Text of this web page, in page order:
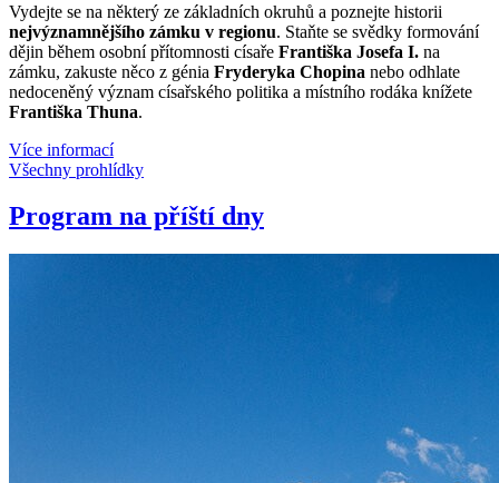
Vydejte se na některý ze základních okruhů a poznejte historii
nejvýznamnějšího zámku v regionu. Staňte se svědky formování
dějin během osobní přítomnosti císaře Františka Josefa I. na
zámku, zakuste něco z génia Fryderyka Chopina nebo odhlate
nedoceněný význam císařského politika a místního rodáka knížete
Františka Thuna.
Více informací
Všechny prohlídky
Program na příští dny